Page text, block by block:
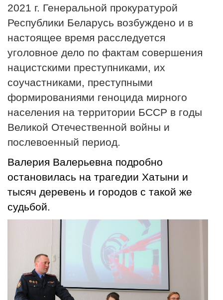
2021 г. Генеральной прокуратурой
Республики Беларусь возбуждено и в
настоящее время расследуется
уголовное дело по фактам совершения
нацистскими преступниками, их
соучастниками, преступными
формированиями геноцида мирного
населения на территории БССР в годы
Великой Отечественной войны и
послевоенный период.
Валерия Валерьевна подробно
остановилась на трагедии Хатыни и
тысяч деревень и городов с такой же
судьбой.